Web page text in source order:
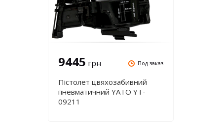
9445 грн Под заказ
Пістолет цвяхозабивний
пневматичний YATO YT-
09211